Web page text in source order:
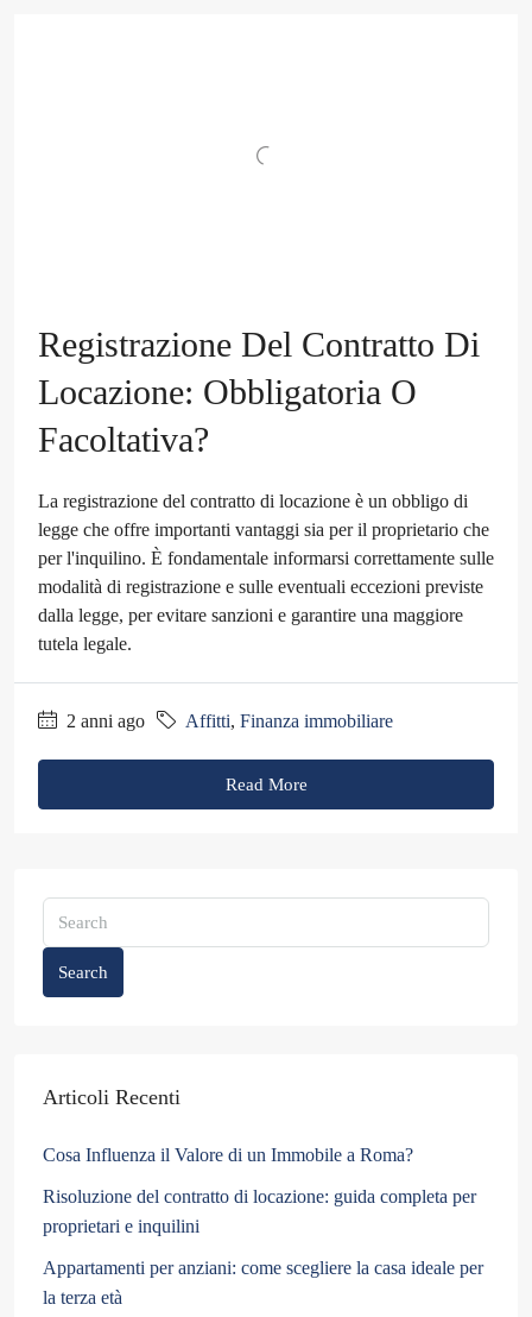
Registrazione Del Contratto Di
Locazione: Obbligatoria O
Facoltativa?
La registrazione del contratto di locazione è un obbligo di
legge che offre importanti vantaggi sia per il proprietario che
per l'inquilino. È fondamentale informarsi correttamente sulle
modalità di registrazione e sulle eventuali eccezioni previste
dalla legge, per evitare sanzioni e garantire una maggiore
tutela legale.
2 anni ago Affitti, Finanza immobiliare
Read More
Search
Articoli Recenti
Cosa Influenza il Valore di un Immobile a Roma?
Risoluzione del contratto di locazione: guida completa per
proprietari e inquilini
Appartamenti per anziani: come scegliere la casa ideale per
la terza età